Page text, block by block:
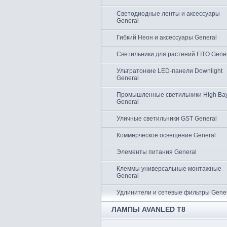
Светодиодные ленты и аксессуары
General
Гибкий Неон и аксессуары General
Светильники для растений FITO
Ультратонкие LED-панели Downlight
General
Промышленные светильники High
General
Уличные светильники GST General
Коммерческое освещение General
Элементы питания General
Клеммы универсальные монтажные
General
Удлинители и сетевые фильтры
ЛАМПЫ AVANLED T8